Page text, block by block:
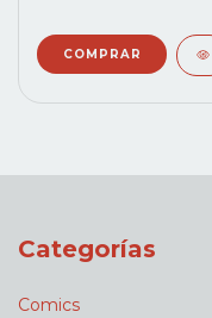
Categorías
Comics